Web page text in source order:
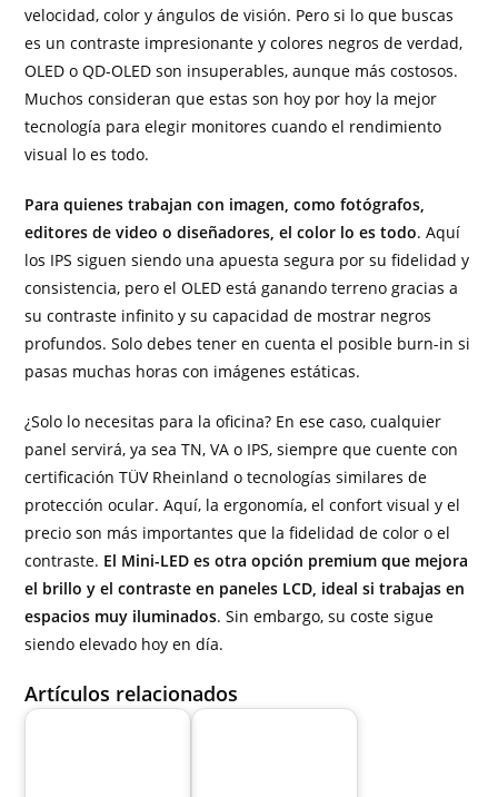
velocidad, color y ángulos de visión. Pero si lo que buscas
es un contraste impresionante y colores negros de verdad,
OLED o QD-OLED son insuperables, aunque más costosos.
Muchos consideran que estas son hoy por hoy la mejor
tecnología para elegir monitores cuando el rendimiento
visual lo es todo.
Para quienes trabajan con imagen, como fotógrafos,
editores de video o diseñadores, el color lo es todo. Aquí
los IPS siguen siendo una apuesta segura por su fidelidad y
consistencia, pero el OLED está ganando terreno gracias a
su contraste infinito y su capacidad de mostrar negros
profundos. Solo debes tener en cuenta el posible burn-in si
pasas muchas horas con imágenes estáticas.
¿Solo lo necesitas para la oficina? En ese caso, cualquier
panel servirá, ya sea TN, VA o IPS, siempre que cuente con
certificación TÜV Rheinland o tecnologías similares de
protección ocular. Aquí, la ergonomía, el confort visual y el
precio son más importantes que la fidelidad de color o el
contraste. El Mini-LED es otra opción premium que mejora
el brillo y el contraste en paneles LCD, ideal si trabajas en
espacios muy iluminados. Sin embargo, su coste sigue
siendo elevado hoy en día.
Artículos relacionados